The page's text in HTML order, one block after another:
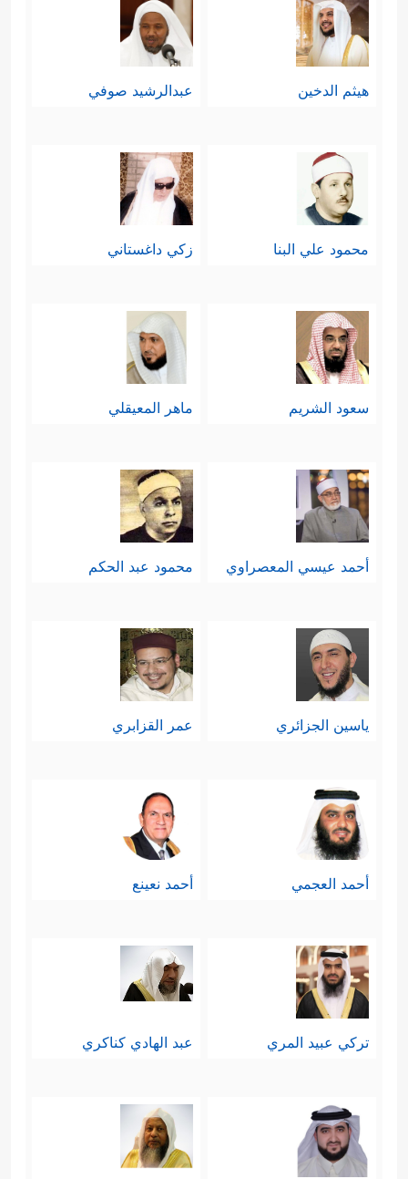
هيثم الدخين عبدالرشيد صوفي
محمود علي البنا زكي داغستاني
سعود الشريم ماهر المعيقلي
أحمد عيسي المعصراوي محمود عبد الحكم
ياسين الجزائري عمر القزابري
أحمد العجمي أحمد نعينع
تركي عبيد المري عبد الهادي كناكري